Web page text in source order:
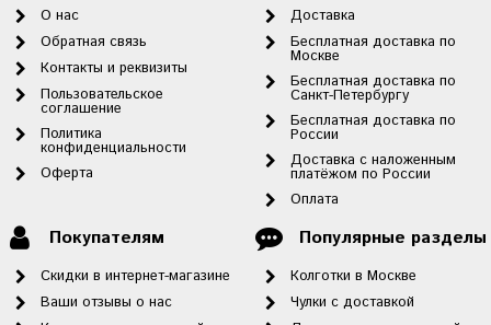
О нас
Обратная связь
Контакты и реквизиты
Пользовательское
соглашение
Политика
конфиденциальности
Оферта
Доставка
Бесплатная доставка по
Москве
Бесплатная доставка по
Санкт-Петербургу
Бесплатная доставка по
России
Доставка с наложенным
платёжом по России
Оплата
Покупателям
Скидки в интернет-магазине
Ваши отзывы о нас
Популярные разделы
Колготки в Москве
Чулки с доставкой